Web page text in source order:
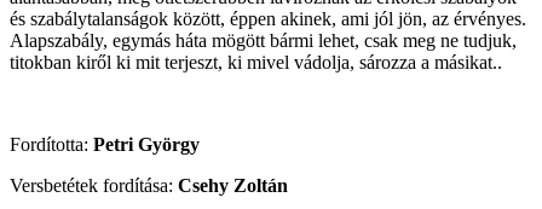
és szabálytalanságok között, éppen akinek, ami jól jön, az érvényes.
Alapszabály, egymás háta mögött bármi lehet, csak meg ne tudjuk,
titokban kiről ki mit terjeszt, ki mivel vádolja, sározza a másikat..
Fordította: Petri György
Versbetétek fordítása: Csehy Zoltán